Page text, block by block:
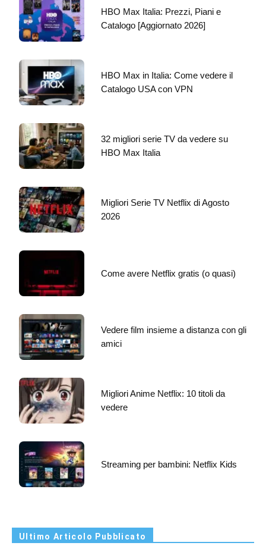
HBO Max Italia: Prezzi, Piani e
Catalogo [Aggiornato 2026]
HBO Max in Italia: Come vedere il
Catalogo USA con VPN
32 migliori serie TV da vedere su
HBO Max Italia
Migliori Serie TV Netflix di Agosto
2026
Come avere Netflix gratis (o quasi)
Vedere film insieme a distanza con gli
amici
Migliori Anime Netflix: 10 titoli da
vedere
Streaming per bambini: Netflix Kids
Ultimo Articolo Pubblicato